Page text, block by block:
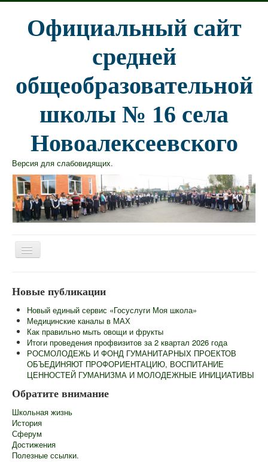
Официальный сайт
средней
общеобразовательной
школы № 16 села
Новоалексеевского
Версия для слабовидящих.
Сведения об образовательной организации
Информационная безопасность
Новости
Контакты
Центр "Точка Роста"
Педагогам
Ученикам
Родителям
Новые публикации
Новый единый сервис «Госуслуги Моя школа»
Медицинские каналы в МАХ
Как правильно мыть овощи и фрукты
Итоги проведения профвизитов за 2 квартал 2026 года
РОСМОЛОДЕЖЬ И ФОНД ГУМАНИТАРНЫХ ПРОЕКТОВ
ОБЪЕДИНЯЮТ ПРОФОРИЕНТАЦИЮ, ВОСПИТАНИЕ
ЦЕННОСТЕЙ ГУМАНИЗМА И МОЛОДЕЖНЫЕ ИНИЦИАТИВЫ
Обратите внимание
Школьная жизнь
История
Сферум
Достижения
Полезные ссылки.